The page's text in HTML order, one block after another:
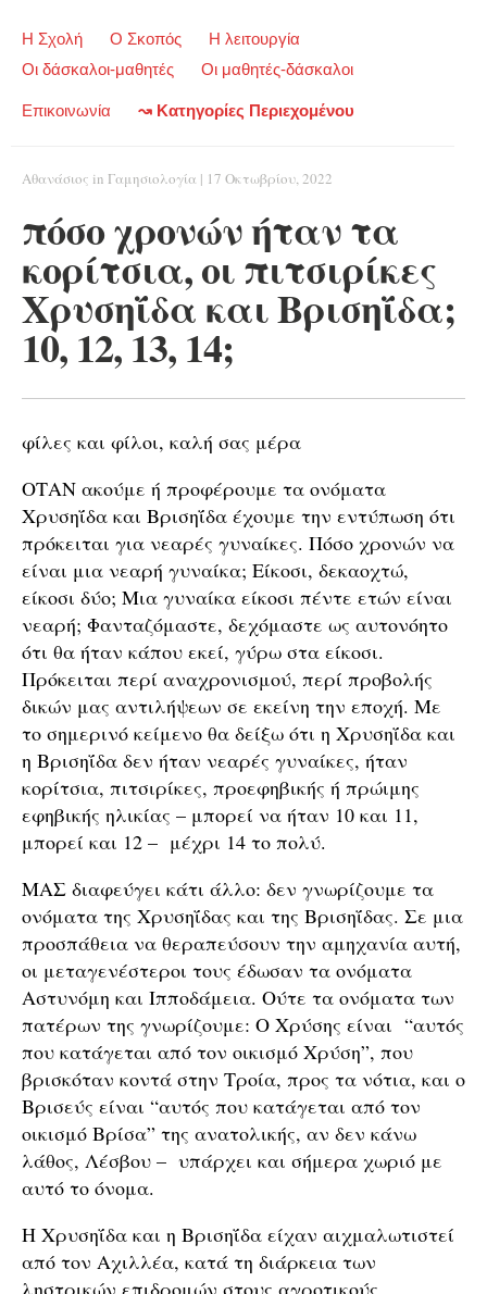
Η Σχολή Ο Σκοπός
Η λειτουργία
Οι δάσκαλοι-μαθητές
Οι μαθητές-δάσκαλοι
Επικοινωνία ↝ Κατηγορίες Περιεχομένου
Αθανάσιος in Γαμησιολογία | 17 Οκτωβρίου, 2022
πόσο χρονών ήταν τα
κορίτσια, οι πιτσιρίκες
Χρυσηΐδα και Βρισηΐδα;
10, 12, 13, 14;
φίλες και φίλοι, καλή σας μέρα
ΟΤΑΝ ακούμε ή προφέρουμε τα ονόματα
Χρυσηΐδα και Βρισηΐδα έχουμε την εντύπωση ότι
πρόκειται για νεαρές γυναίκες. Πόσο χρονών να
είναι μια νεαρή γυναίκα; Είκοσι, δεκαοχτώ,
είκοσι δύο; Μια γυναίκα είκοσι πέντε ετών είναι
νεαρή; Φανταζόμαστε, δεχόμαστε ως αυτονόητο
ότι θα ήταν κάπου εκεί, γύρω στα είκοσι.
Πρόκειται περί αναχρονισμού, περί προβολής
δικών μας αντιλήψεων σε εκείνη την εποχή. Με
το σημερινό κείμενο θα δείξω ότι η Χρυσηΐδα και
η Βρισηΐδα δεν ήταν νεαρές γυναίκες, ήταν
κορίτσια, πιτσιρίκες, προεφηβικής ή πρώιμης
εφηβικής ηλικίας – μπορεί να ήταν 10 και 11,
μπορεί και 12 – μέχρι 14 το πολύ.
ΜΑΣ διαφεύγει κάτι άλλο: δεν γνωρίζουμε τα
ονόματα της Χρυσηΐδας και της Βρισηΐδας. Σε μια
προσπάθεια να θεραπεύσουν την αμηχανία αυτή,
οι μεταγενέστεροι τους έδωσαν τα ονόματα
Αστυνόμη και Ιπποδάμεια. Ούτε τα ονόματα των
πατέρων της γνωρίζουμε: Ο Χρύσης είναι “αυτός
που κατάγεται από τον οικισμό Χρύση”, που
βρισκόταν κοντά στην Τροία, προς τα νότια, και ο
Βρισεύς είναι “αυτός που κατάγεται από τον
οικισμό Βρίσα” της ανατολικής, αν δεν κάνω
λάθος, Λέσβου – υπάρχει και σήμερα χωριό με
αυτό το όνομα.
Η Χρυσηΐδα και η Βρισηΐδα είχαν αιχμαλωτιστεί
από τον Αχιλλέα, κατά τη διάρκεια των
ληστρικών επιδρομών στους αγροτικούς